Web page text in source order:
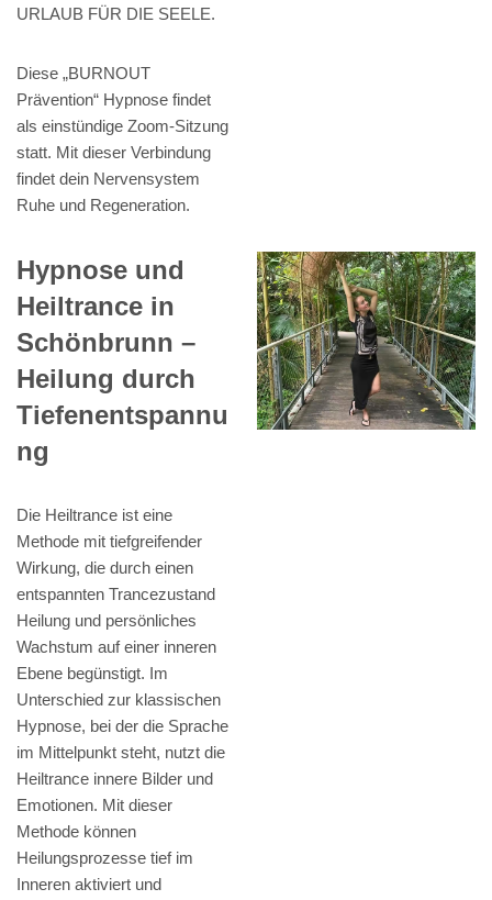
URLAUB FÜR DIE SEELE.
Diese „BURNOUT
Prävention“ Hypnose findet
als einstündige Zoom-Sitzung
statt. Mit dieser Verbindung
findet dein Nervensystem
Ruhe und Regeneration.
Hypnose und
Heiltrance in
Schönbrunn –
Heilung durch
Tiefenentspannu
ng
Die Heiltrance ist eine
Methode mit tiefgreifender
Wirkung, die durch einen
entspannten Trancezustand
Heilung und persönliches
Wachstum auf einer inneren
Ebene begünstigt. Im
Unterschied zur klassischen
Hypnose, bei der die Sprache
im Mittelpunkt steht, nutzt die
Heiltrance innere Bilder und
Emotionen. Mit dieser
Methode können
Heilungsprozesse tief im
Inneren aktiviert und